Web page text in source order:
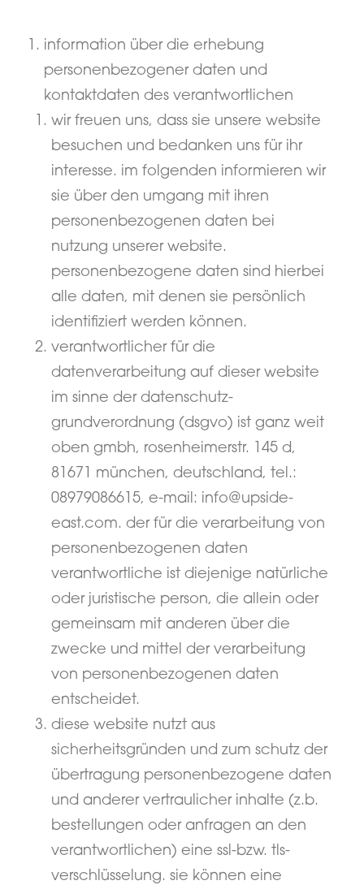
information über die erhebung
personenbezogener daten und
kontaktdaten des verantwortlichen
wir freuen uns, dass sie unsere website
besuchen und bedanken uns für ihr
interesse. im folgenden informieren wir
sie über den umgang mit ihren
personenbezogenen daten bei
nutzung unserer website.
personenbezogene daten sind hierbei
alle daten, mit denen sie persönlich
identifiziert werden können.
verantwortlicher für die
datenverarbeitung auf dieser website
im sinne der datenschutz-
grundverordnung (dsgvo) ist ganz weit
oben gmbh, rosenheimerstr. 145 d,
81671 münchen, deutschland, tel.:
08979086615, e-mail: info@upside-
east.com. der für die verarbeitung von
personenbezogenen daten
verantwortliche ist diejenige natürliche
oder juristische person, die allein oder
gemeinsam mit anderen über die
zwecke und mittel der verarbeitung
von personenbezogenen daten
entscheidet.
diese website nutzt aus
sicherheitsgründen und zum schutz der
übertragung personenbezogene daten
und anderer vertraulicher inhalte (z.b.
bestellungen oder anfragen an den
verantwortlichen) eine ssl-bzw. tls-
verschlüsselung. sie können eine